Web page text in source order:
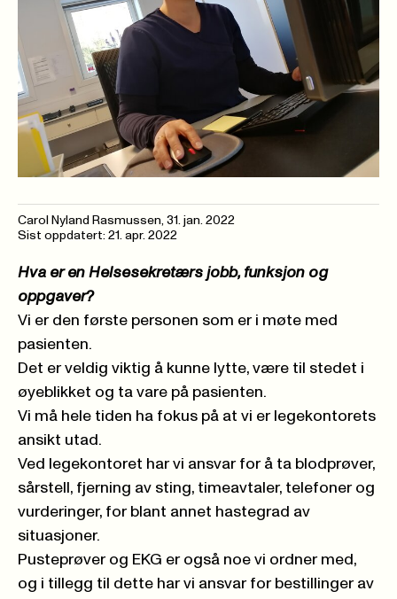
Carol Nyland Rasmussen, 31. jan. 2022
Sist oppdatert: 21. apr. 2022
Hva er en Helsesekretærs jobb, funksjon og
oppgaver?
Vi er den første personen som er i møte med
pasienten.
Det er veldig viktig å kunne lytte, være til stedet i
øyeblikket og ta vare på pasienten.
Vi må hele tiden ha fokus på at vi er legekontorets
ansikt utad.
Ved legekontoret har vi ansvar for å ta blodprøver,
sårstell, fjerning av sting, timeavtaler, telefoner og
vurderinger, for blant annet hastegrad av
situasjoner.
Pusteprøver og EKG er også noe vi ordner med,
og i tillegg til dette har vi ansvar for bestillinger av